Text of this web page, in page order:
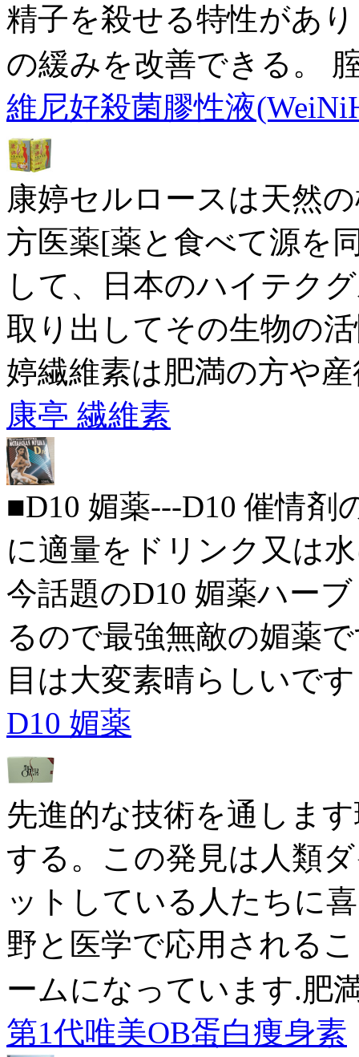
精子を殺せる特性があ
の緩みを改善できる。
維尼好殺菌膠性液
康婷セルロースは天然
方医薬[薬と食べて源を
して、日本のハイテク
取り出してその生物の
婷繊維素は肥満の方や
康亭 繊維素
■D10 媚薬---D10 催情剤
に適量をドリンク又は
今話題のD10 媚薬ハー
るので最強無敵の媚薬
目は大変素晴らしいで
D10 媚薬
先進的な技術を通しま
する。この発見は人類
ットしている人たちに
野と医学で応用される
ームになっています.肥
第1代唯美OB蛋白痩身素